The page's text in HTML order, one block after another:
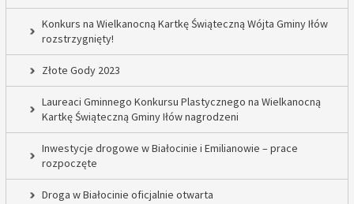
Konkurs na Wielkanocną Kartkę Świąteczną Wójta Gminy Iłów
rozstrzygnięty!
Złote Gody 2023
Laureaci Gminnego Konkursu Plastycznego na Wielkanocną
Kartkę Świąteczną Gminy Iłów nagrodzeni
Inwestycje drogowe w Białocinie i Emilianowie – prace
rozpoczęte
Droga w Białocinie oficjalnie otwarta